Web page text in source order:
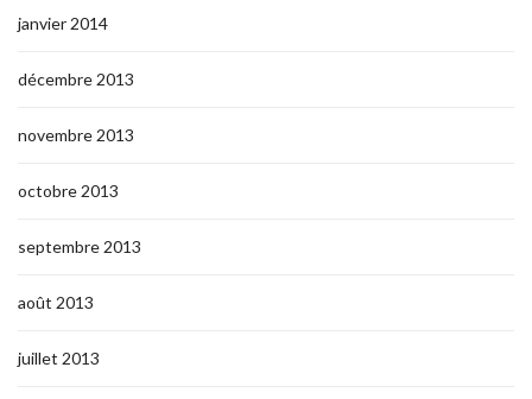
janvier 2014
décembre 2013
novembre 2013
octobre 2013
septembre 2013
août 2013
juillet 2013